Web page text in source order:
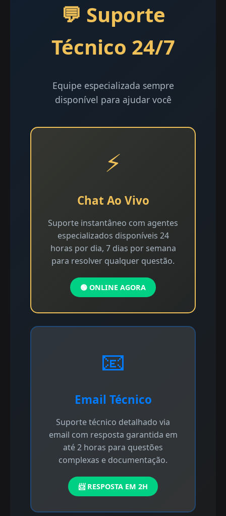
💬 Suporte
Técnico 24/7
Equipe especializada sempre
disponível para ajudar você
⚡
Chat Ao Vivo
Suporte instantâneo com agentes
especializados disponíveis 24
horas por dia, 7 dias por semana
para resolver qualquer questão.
🟢 ONLINE AGORA
📧
Email Técnico
Suporte técnico detalhado via
email com resposta garantida em
até 2 horas para questões
complexas e documentação.
📨 RESPOSTA EM 2H